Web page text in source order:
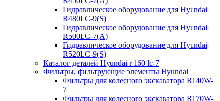
Гидравлическое оборудование для Hyundai
R480LC-9(S)
Гидравлическое оборудование для Hyundai
R500LC-7(A)
Гидравлическое оборудование для Hyundai
R520LC-9(S)
Каталог деталей Hyundai r 160 lc-7
Фильтры, фильтрующие элементы Hyundai
Фильтры для колесного экскаватора R140W-
7
Фильтры для колесного экскаватора R170W-